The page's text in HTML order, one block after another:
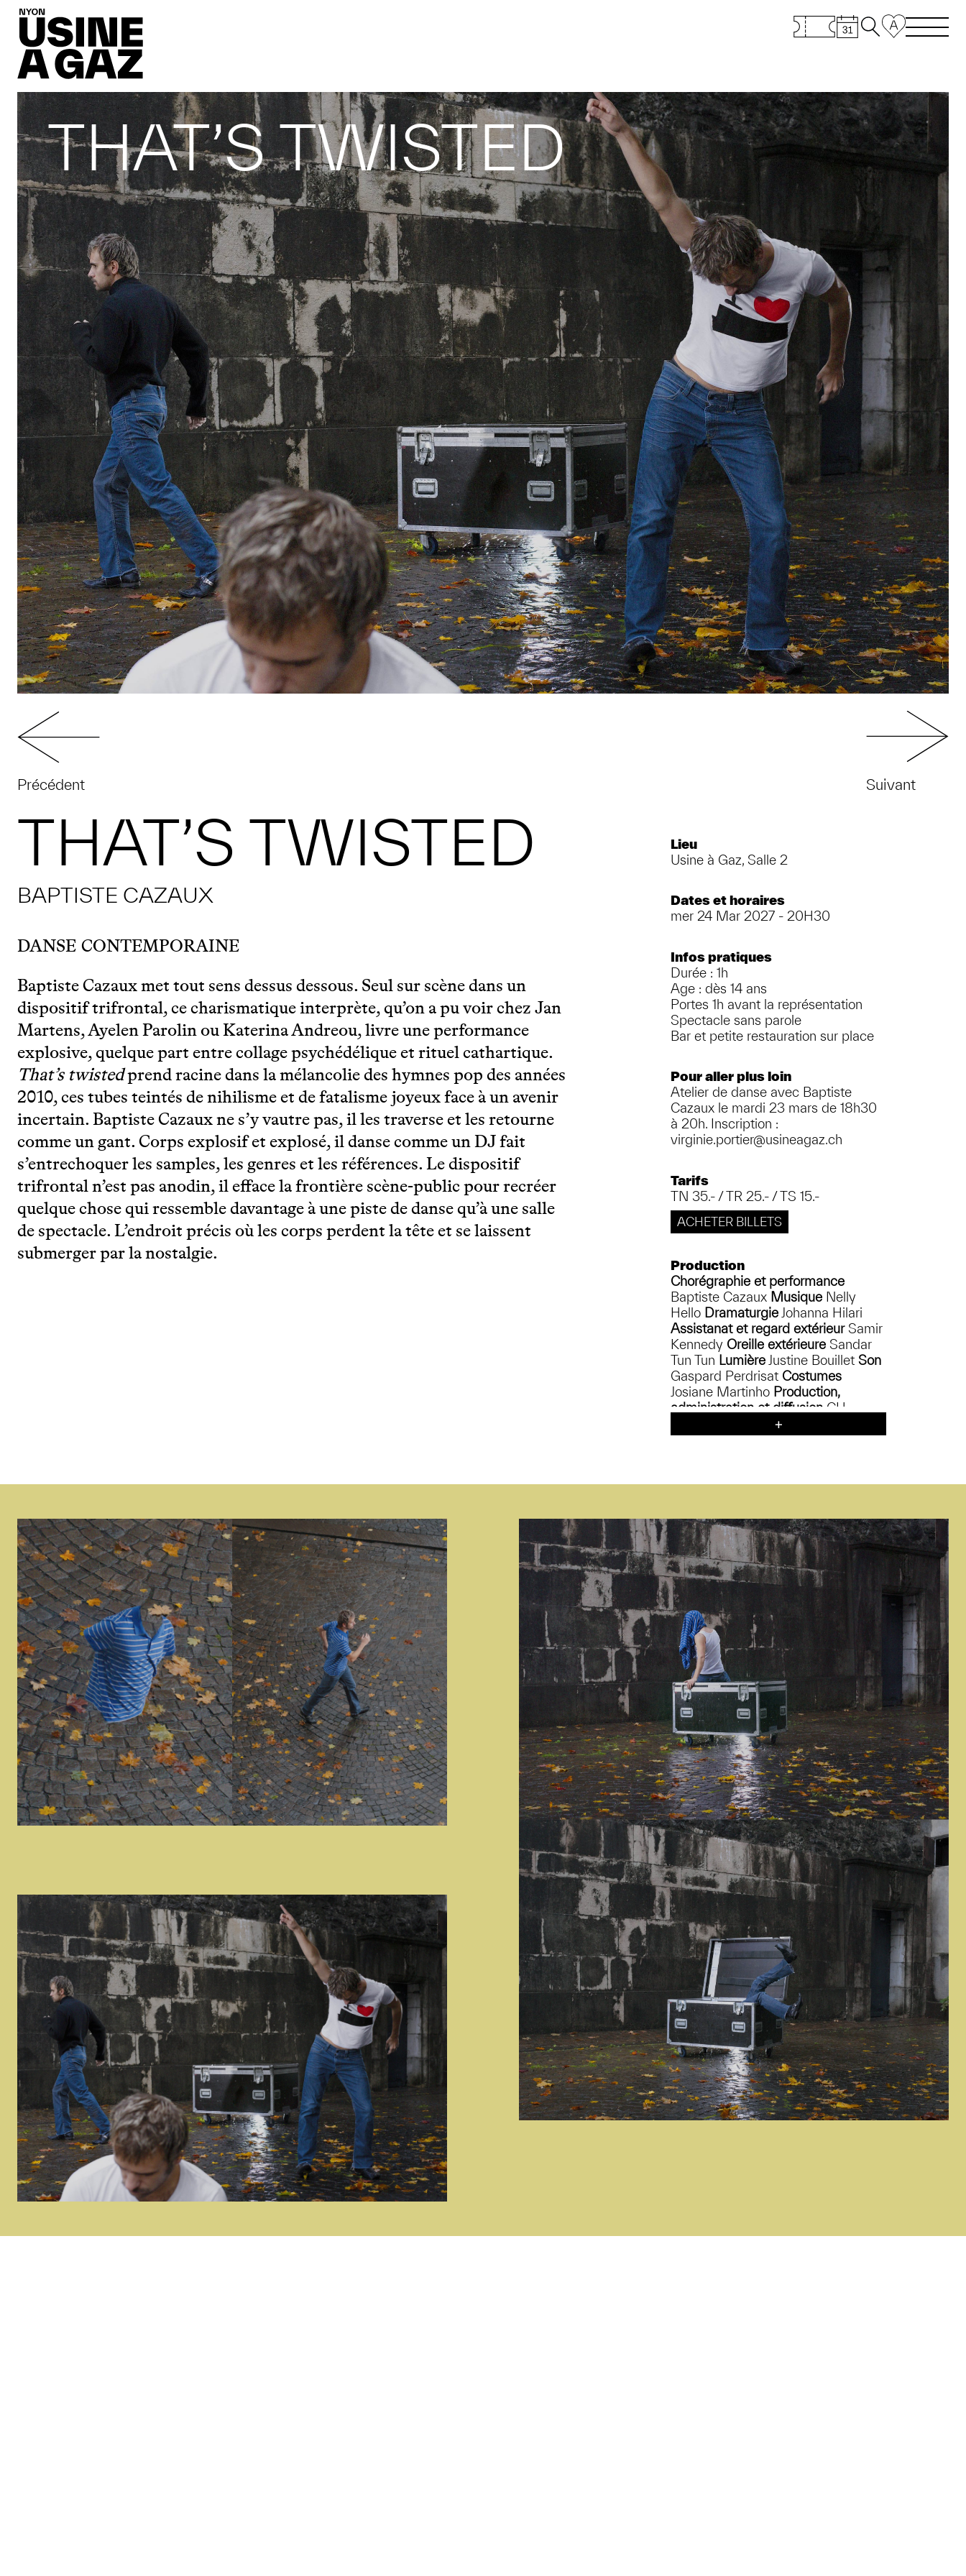
THAT’S TWISTED
Précédent Suivant
THAT’S TWISTED
BAPTISTE CAZAUX
DANSE CONTEMPORAINE
Baptiste Cazaux met tout sens dessus dessous. Seul sur scène dans un
dispositif trifrontal, ce charismatique interprète, qu’on a pu voir chez Jan
Martens, Ayelen Parolin ou Katerina Andreou, livre une performance
explosive, quelque part entre collage psychédélique et rituel cathartique.
That’s twistedprend racine dans la mélancolie des hymnes pop des années
2010, ces tubes teintés de nihilisme et de fatalisme joyeux face à un avenir
incertain. Baptiste Cazaux ne s’y vautre pas, il les traverse et les retourne
comme un gant. Corps explosif et explosé, il danse comme un DJ fait
s’entrechoquer les samples, les genres et les références. Le dispositif
trifrontal n’est pas anodin, il efface la frontière scène-public pour recréer
quelque chose qui ressemble davantage à une piste de danse qu’à une salle
de spectacle. L’endroit précis où les corps perdent la tête et se laissent
submerger par la nostalgie.
Lieu
Usine à Gaz, Salle 2
Dates et horaires
mer 24 Mar 2027 - 20H30
Infos pratiques
Durée : 1h
Age : dès 14 ans
Portes 1h avant la représentation
Spectacle sans parole
Bar et petite restauration sur place
Pour aller plus loin
Atelier de danse avec Baptiste
Cazaux le mardi 23 mars de 18h30
à 20h. Inscription :
virginie.portier@usineagaz.ch
Tarifs
TN 35.- / TR 25.- / TS 15.-
ACHETER BILLETS
Production
Chorégraphie et performance
Baptiste Cazaux MusiqueNelly
Hello DramaturgieJohanna Hilari
Assistanat et regard extérieurSamir
Kennedy Oreille extérieureSandar
Tun Tun LumièreJustine Bouillet Son
Gaspard Perdrisat Costumes
Josiane Martinho Production,
administration et diﬀusionCH
Yamina Pilli / oh la la – performing
art productionDiﬀusion
HONEYHONEYDANCEDANCE
association pour la danse
contemporaine, Kaserne Basel
SoutiensSpectacle créé dans le
cadre du programme
(AC)COMPAGNONS du Pavillon
ADC, soutenue par la Fondation
Leenards, Loterie Romande Genève,
Bourse SSA pour les compositeurs
de musique de scène, L’Abri-
Genève.That’s twisted
est soutenu
par RESO – plateforme de
coproduction 2025.